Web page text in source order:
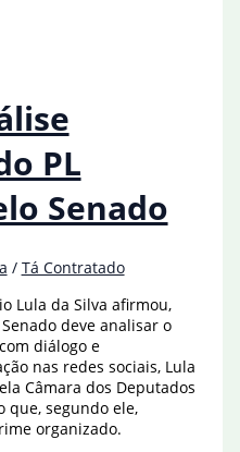
PL
Senado
/ Tá Contratado
Lula da Silva afirmou,
deve analisar o
diálogo e
nas redes sociais, Lula
Câmara dos Deputados
que, segundo ele,
organizado.